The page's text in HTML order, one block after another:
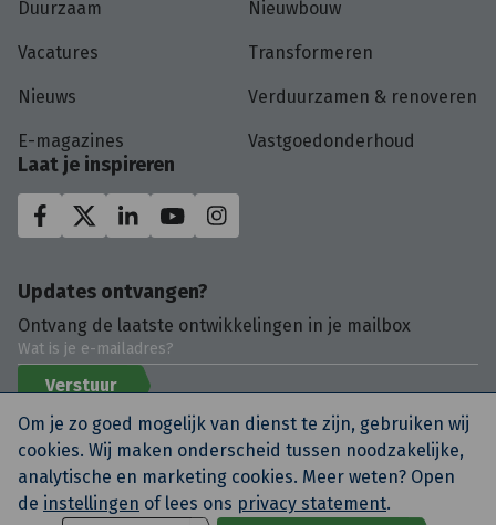
Duurzaam
Vacatures
Nieuws
E-magazines
Nieuwbouw
Transformeren
Verduurzamen & renoveren
Vastgoedonderhoud
Laat je inspireren
Updates ontvangen?
Ontvang de laatste ontwikkelingen in je mailbox
Verstuur
© KlokGroep Privacy Policy
Algemene voorwaarden
Om je zo goed mogelijk van dienst te zijn, gebruiken wij
cookies. Wij maken onderscheid tussen noodzakelijke,
analytische en marketing cookies. Meer weten? Open
de instellingen of lees ons privacy statement.